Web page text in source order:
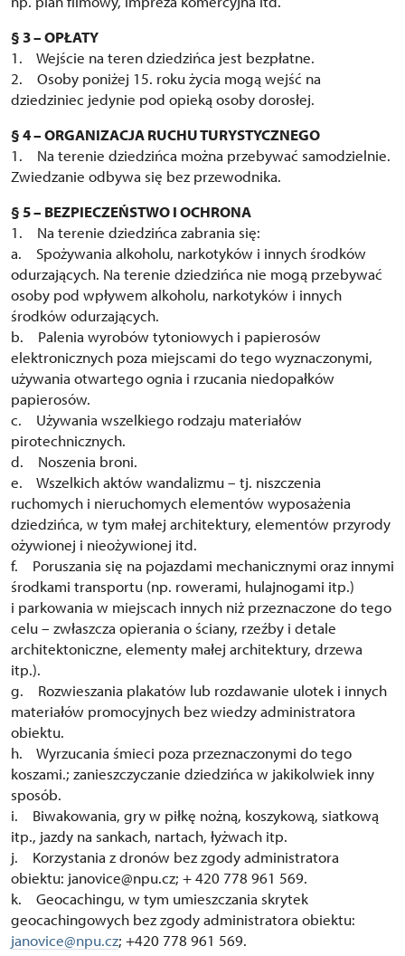
§ 3 – OPŁATY
1. Wejście na teren dziedzińca jest bezpłatne.
2. Osoby poniżej 15. roku życia mogą wejść na
dziedziniec jedynie pod opieką osoby dorosłej.
§ 4 – ORGANIZACJA RUCHU TURYSTYCZNEGO
1. Na terenie dziedzińca można przebywać samodzielnie.
Zwiedzanie odbywa się bez przewodnika.
§ 5 – BEZPIECZEŃSTWO I OCHRONA
1. Na terenie dziedzińca zabrania się:
a. Spożywania alkoholu, narkotyków i innych środków
odurzających. Na terenie dziedzińca nie mogą przebywać
osoby pod wpływem alkoholu, narkotyków i innych
środków odurzających.
b. Palenia wyrobów tytoniowych i papierosów
elektronicznych poza miejscami do tego wyznaczonymi,
używania otwartego ognia i rzucania niedopałków
papierosów.
c. Używania wszelkiego rodzaju materiałów
pirotechnicznych.
d. Noszenia broni.
e. Wszelkich aktów wandalizmu – tj. niszczenia
ruchomych i nieruchomych elementów wyposażenia
dziedzińca, w tym małej architektury, elementów przyrody
ożywionej i nieożywionej itd.
f. Poruszania się na pojazdami mechanicznymi oraz innymi
środkami transportu (np. rowerami, hulajnogami itp.)
i parkowania w miejscach innych niż przeznaczone do tego
celu – zwłaszcza opierania o ściany, rzeźby i detale
architektoniczne, elementy małej architektury, drzewa
itp.).
g. Rozwieszania plakatów lub rozdawanie ulotek i innych
materiałów promocyjnych bez wiedzy administratora
obiektu.
h. Wyrzucania śmieci poza przeznaczonymi do tego
koszami.; zanieszczyczanie dziedzińca w jakikolwiek inny
sposób.
i. Biwakowania, gry w piłkę nożną, koszykową, siatkową
itp., jazdy na sankach, nartach, łyżwach itp.
j. Korzystania z dronów bez zgody administratora
obiektu: janovice@npu.cz; + 420 778 961 569.
k. Geocachingu, w tym umieszczania skrytek
geocachingowych bez zgody administratora obiektu:
janovice@npu.cz; +420 778 961 569.